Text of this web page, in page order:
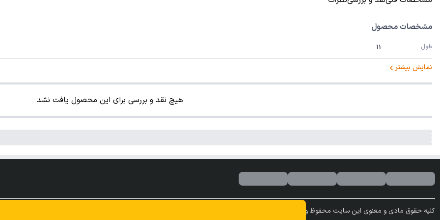
مشخصات محصول
طول 11
نمایش بیشتر
هیچ نقد و بررسی برای این محصول یافت نشد
کلیه حقوق مادی و معنوی این سایت محفوظ و متعلق به این فروشگاه می باشد.